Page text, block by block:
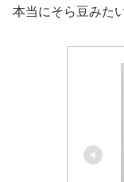
本当にそら豆みた